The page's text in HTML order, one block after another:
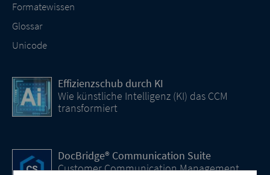
Formatewissen
Glossar
Unicode
Effizienzschub durch KI
Wie künstliche Intelligenz (KI) das CCM
transformiert
DocBridge® Communication Suite
Customer Communication Management